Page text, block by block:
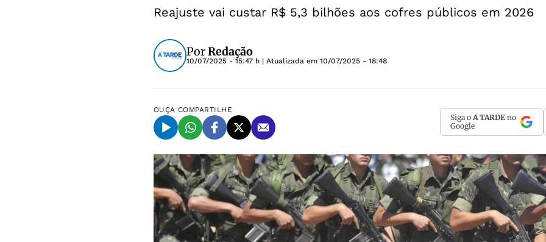
Reajuste vai custar R$ 5,3 bilhões aos cofres públicos em 2026
PorRedação
10/07/2025 - 15:47 h | Atualizada em 10/07/2025 - 18:48
OUÇA COMPARTILHE
Siga o A TARDE no
Google